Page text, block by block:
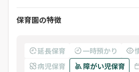
保育園の特徴
延長保育 一時預かり
病児保育
障がい児保育